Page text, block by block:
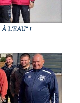
À L'EAU" !